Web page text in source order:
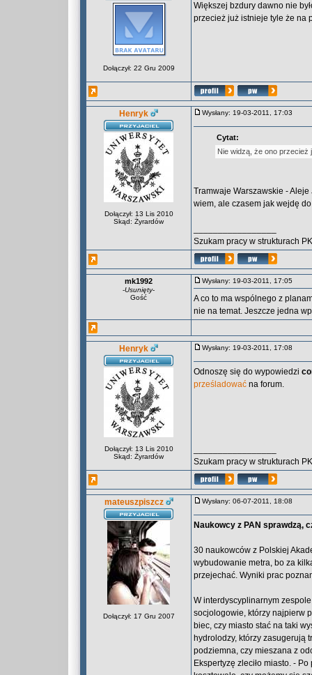
Dołączył: 22 Gru 2009
Większej bzdury dawno nie
przecież już istnieje tyle że na
Henryk
Dołączył: 13 Lis 2010
Skąd: Żyrardów
Wysłany: 19-03-2011, 17:03
Cytat:
Nie widzą, że ono przecież
Tramwaje Warszawskie -
wiem, ale czasem jak wejdę
Szukam pracy w strukturach
mk1992
-Usunięty-
Gość
Wysłany: 19-03-2011, 17:05
A co to ma wspólnego z
nie na temat. Jeszcze jedna
Henryk
Dołączył: 13 Lis 2010
Skąd: Żyrardów
Wysłany: 19-03-2011, 17:08
Odnoszę się do wypowiedzi
prześladować na forum.
Szukam pracy w strukturach
mateuszpiszcz
Dołączył: 17 Gru 2007
Wysłany: 06-07-2011, 18:08
Naukowcy z PAN sprawdzą,
30 naukowców z Polskiej
wybudowanie metra, bo za
przejechać. Wyniki prac
W interdyscyplinarnym
socjologowie, którzy najpierw
biec, czy miasto stać na taki
hydrolodzy, którzy zasugerują
podziemna, czy mieszana z
Ekspertyzę zleciło miasto. -